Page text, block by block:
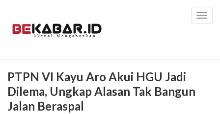
PTPN VI Kayu Aro Akui HGU Jadi
Dilema, Ungkap Alasan Tak Bangun
Jalan Beraspal